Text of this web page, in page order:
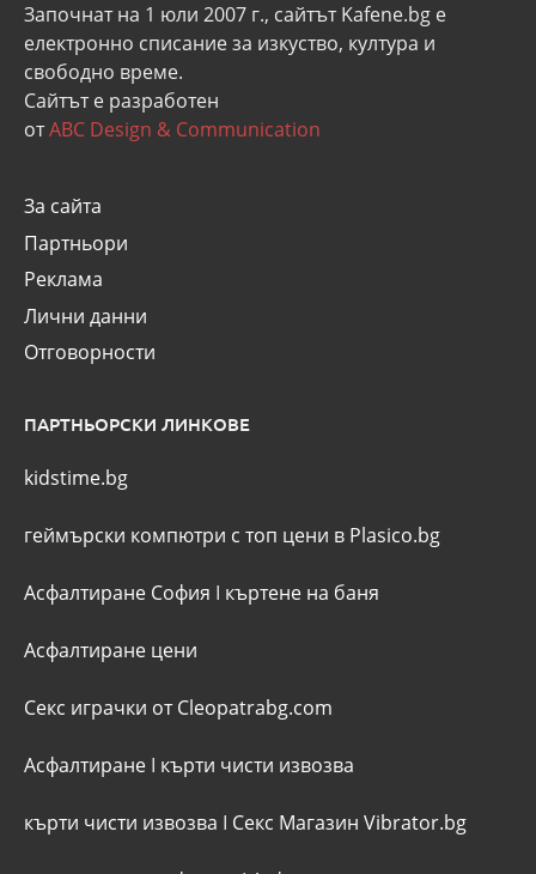
Започнат на 1 юли 2007 г., сайтът Kafene.bg e
eлектронно списание за изкуство, култура и
свободно време.
Сайтът е разработен
отABC Design & Communication
За сайта
Партньори
Реклама
Лични данни
Отговорности
ПАРТНЬОРСКИ ЛИНКОВЕ
kidstime.bg
геймърски компютри с топ цени в Plasico.bg
Асфалтиране София I къртене на баня
Асфалтиране цени
Секс играчки от Cleopatrabg.com
Асфалтиране I кърти чисти извозва
кърти чисти извозва I Секс Магазин Vibrator.bg